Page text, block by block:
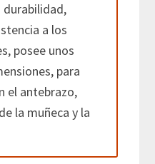
durabilidad,
a los
posee unos
para
el antebrazo,
la muñeca y la